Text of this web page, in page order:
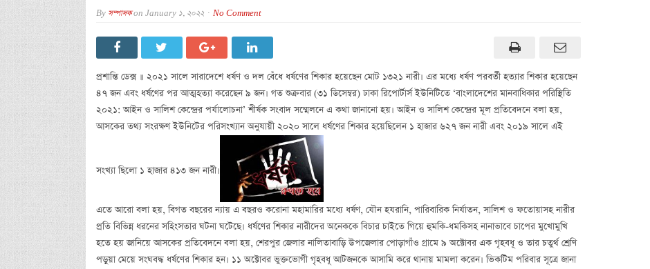
By সম্পাদকon January 1, 2022 No Comment
প্রশান্তি ডেক্স ॥ ২০২১ সালে সারাদেশে ধর্ষণ ও দল বেঁধে ধর্ষণের শিকার হয়েছেন মোট ১৩২১ নারী। এর মধ্যে ধর্ষণ পরবর্তী হত্যার শিকার হয়েছেন
৪৭ জন এবং ধর্ষণের পর আত্মহত্যা করেছেন ৯ জন। গত শুক্রবার (৩১ ডিসেম্বর) ঢাকা রিপোর্টার্স ইউনিটিতে ‘বাংলাদেশের মানবাধিকার পরিস্থিতি
২০২১: আইন ও সালিশ কেন্দ্রের পর্যালোচনা’ শীর্ষক সংবাদ সম্মেলনে এ কথা জানানো হয়। আইন ও সালিশ কেন্দ্রের মূল প্রতিবেদনে বলা হয়,
আসকের তথ্য সংরক্ষণ ইউনিটের পরিসংখ্যান অনুযায়ী ২০২০ সালে ধর্ষণের শিকার হয়েছিলেন ১ হাজার ৬২৭ জন নারী এবং ২০১৯ সালে এই
সংখ্যা ছিলো ১ হাজার ৪১৩ জন নারী।
এতে আরো বলা হয়, বিগত বছরের ন্যায় এ বছরও করোনা মহামারির মধ্যে ধর্ষণ, যৌন হযরানি, পারিবারিক নির্যাতন, সালিশ ও ফতোয়াসহ নারীর
প্রতি বিভিন্ন ধরনের সহিংসতার ঘটনা ঘটেছে। ধর্ষণের শিকার নারীদের অনেককে বিচার চাইতে গিয়ে হুমকি-ধমকিসহ নানাভাবে চাপের মুখোমুখি
হতে হয় জানিয়ে আসকের প্রতিবেদনে বলা হয়, শেরপুর জেলার নালিতাবাড়ি উপজেলার পোড়াগাঁও গ্রামে ৯ অক্টোবর এক গৃহবধূ ও তার চতুর্থ শ্রেণি
পড়ুয়া মেয়ে সংঘবদ্ধ ধর্ষণের শিকার হন। ১১ অক্টোবর ভুক্তভোগী গৃহবধূ আটজনকে আসামি করে থানায় মামলা করেন। ভিকটিম পরিবার সূত্রে জানা